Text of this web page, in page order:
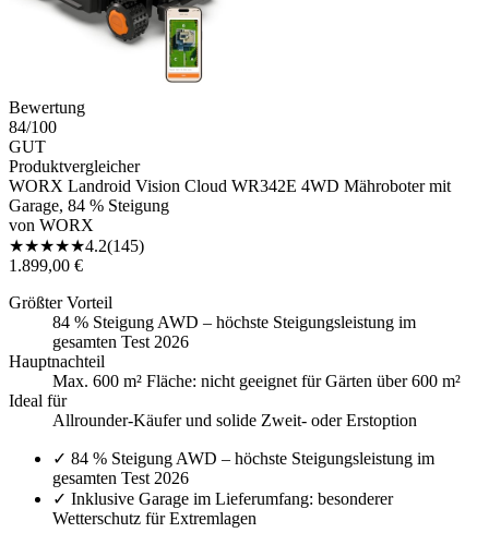
Bewertung
84/100
GUT
Produktvergleicher
WORX Landroid Vision Cloud WR342E 4WD Mähroboter mit
Garage, 84 % Steigung
von WORX
★★★★★4.2(145)
1.899,00 €
Größter Vorteil
84 % Steigung AWD – höchste Steigungsleistung im
gesamten Test 2026
Hauptnachteil
Max. 600 m² Fläche: nicht geeignet für Gärten über 600 m²
Ideal für
Allrounder-Käufer und solide Zweit- oder Erstoption
✓ 84 % Steigung AWD – höchste Steigungsleistung im
gesamten Test 2026
✓ Inklusive Garage im Lieferumfang: besonderer
Wetterschutz für Extremlagen